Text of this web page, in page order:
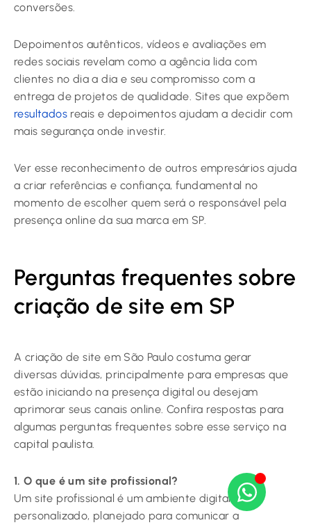
conversões.
Depoimentos autênticos, vídeos e avaliações em
redes sociais revelam como a agência lida com
clientes no dia a dia e seu compromisso com a
entrega de projetos de qualidade. Sites que expõem
resultados reais e depoimentos ajudam a decidir com
mais segurança onde investir.
Ver esse reconhecimento de outros empresários ajuda
a criar referências e confiança, fundamental no
momento de escolher quem será o responsável pela
presença online da sua marca em SP.
Perguntas frequentes sobre
criação de site em SP
A criação de site em São Paulo costuma gerar
diversas dúvidas, principalmente para empresas que
estão iniciando na presença digital ou desejam
aprimorar seus canais online. Confira respostas para
algumas perguntas frequentes sobre esse serviço na
capital paulista.
1. O que é um site profissional?
Um site profissional é um ambiente digital
personalizado, planejado para comunicar a